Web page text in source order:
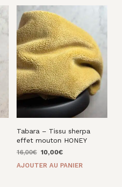
Tabara – Tissu sherpa
effet mouton HONEY
16,00€ Le
initial
10,00€Le
actuel
AJOUTER AU PANIER